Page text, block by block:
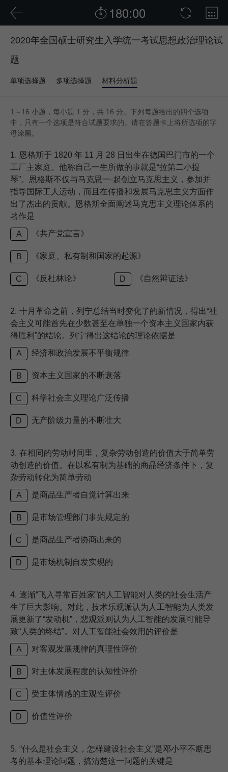
180:00
2020年全国硕士研究生入学统一考试思想政治理论试
题
单项选择题 多项选择题 材料分析题
1～16 小题，每小题 1 分，共 16 分。下列每题给出的四个选项
中，只有一个选项是符合试题要求的。请在答题卡上将所选项的字
母涂黑。
1. 恩格斯于 1820 年 11 月 28 日出生在德国巴门市的一个
工厂主家庭。他称自己一生所做的事就是“拉第二小提
琴”。恩格斯不仅与马克思一-起创立马克思主义，参加并
指导国际工人运动，而且在传播和发展马克思主义方面作
出了杰出的贡献。恩格斯全面阐述马克思主义理论体系的
著作是
A 《共产党宣言》
B 《家庭、私有制和国家的起源》
C 《反杜林论》 D 《自然辩证法》
2. 十月革命之前，列宁总结当时变化了的新情况，得出“社
会主义可能首先在少数甚至在单独一个资本主义国家内获
得胜利”的结论。列宁得出这结论的理论依据是
A 经济和政治发展不平衡规律
B 资本主义国家的不断衰落
C 科学社会主义理论广泛传播
D 无产阶级力量的不断壮大
3. 在相同的劳动时间里，复杂劳动创造的价值大于简单劳
动创造的价值。在以私有制为基础的商品经济条件下，复
杂劳动转化为简单劳动
A 是商品生产者自觉计算出来
B 是市场管理部门事先规定的
C 是商品生产者协商出来的
D 是市场机制自发实现的
4. 逐渐“飞入寻常百姓家”的人工智能对人类的社会生活产
生了巨大影响。对此，技术乐观派认为人工智能为人类发
展更新了“发动机”，悲观派则认为人工智能的发展可能导
致“人类的终结”。对人工智能社会效用的评价是
A 对客观发展规律的真理性评价
B 对主体发展程度的认知性评价
C 受主体情感的主观性评价
D 价值性评价
5. “什么是社会主义，怎样建设社会主义”是邓小平不断思
考的基本理论问题，搞清楚这一问题的关键是